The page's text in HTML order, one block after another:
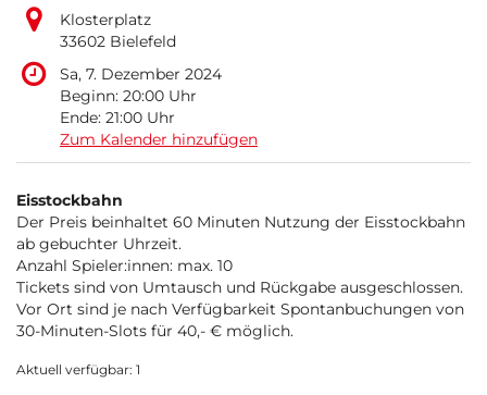
Klosterplatz
33602 Bielefeld
Sa, 7. Dezember 2024
Beginn: 20:00 Uhr
Ende: 21:00 Uhr
Zum Kalender hinzufügen
Unkategorisierte
Produkte
Eisstockbahn
Der Preis beinhaltet 60 Minuten Nutzung der Eisstockbahn
ab gebuchter Uhrzeit.
Anzahl Spieler:innen: max. 10
Tickets sind von Umtausch und Rückgabe ausgeschlossen.
Vor Ort sind je nach Verfügbarkeit Spontanbuchungen von
30-Minuten-Slots für 40,- € möglich.
Aktuell verfügbar: 1